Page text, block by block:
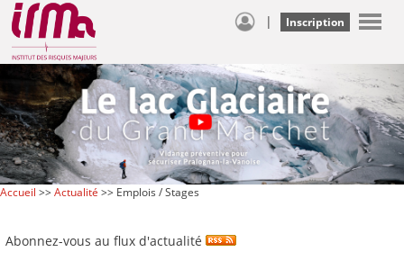
| Inscription
Accueil >>Actualité >> Emplois / Stages
Abonnez-vous au flux d'actualité